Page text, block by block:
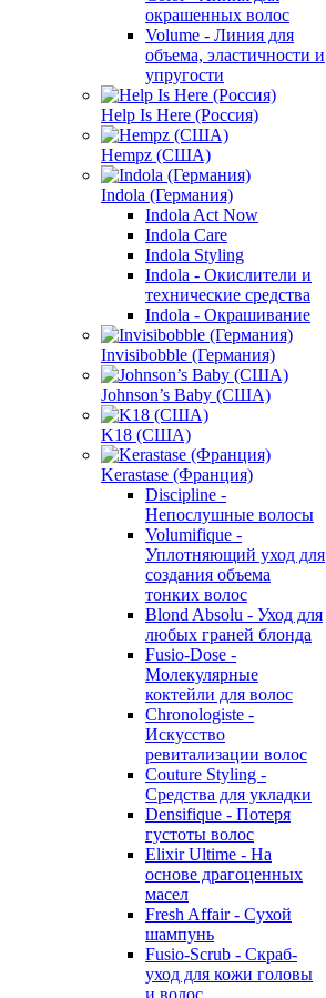
окрашенных волос
Volume - Линия для
объема, эластичности и
упругости
Help Is Here (Россия)
Hempz (США)
Indola (Германия)
Indola Act Now
Indola Care
Indola Styling
Indola - Окислители и
технические средства
Indola - Окрашивание
Invisibobble (Германия)
Johnson’s Baby (США)
K18 (США)
Kerastase (Франция)
Discipline -
Непослушные волосы
Volumifique -
Уплотняющий уход для
создания объема
тонких волос
Blond Absolu - Уход для
любых граней блонда
Fusio-Dose -
Молекулярные
коктейли для волос
Chronologiste -
Искусство
ревитализации волос
Couture Styling -
Средства для укладки
Densifique - Потеря
густоты волос
Elixir Ultime - На
основе драгоценных
масел
Fresh Affair - Сухой
шампунь
Fusio-Scrub - Скраб-
уход для кожи головы
и волос